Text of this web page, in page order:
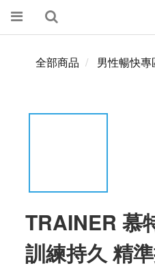
全部商品 男性暢快專
TRAINER 慕
訓練持久 精